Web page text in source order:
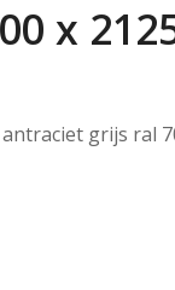
x
grijs ral